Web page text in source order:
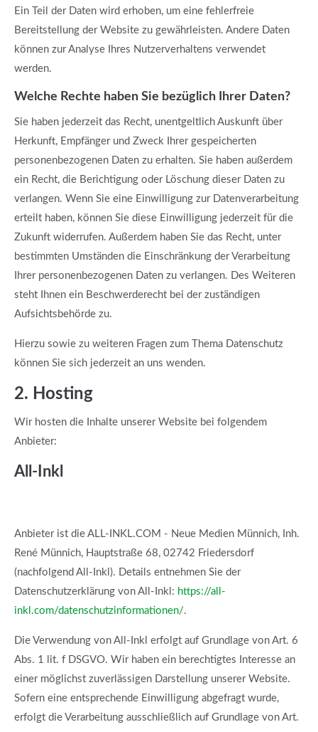
Ein Teil der Daten wird erhoben, um eine fehlerfreie
Bereitstellung der Website zu gewährleisten. Andere Daten
können zur Analyse Ihres Nutzerverhaltens verwendet
werden.
Welche Rechte haben Sie bezüglich Ihrer Daten?
Sie haben jederzeit das Recht, unentgeltlich Auskunft über
Herkunft, Empfänger und Zweck Ihrer gespeicherten
personenbezogenen Daten zu erhalten. Sie haben außerdem
ein Recht, die Berichtigung oder Löschung dieser Daten zu
verlangen. Wenn Sie eine Einwilligung zur Datenverarbeitung
erteilt haben, können Sie diese Einwilligung jederzeit für die
Zukunft widerrufen. Außerdem haben Sie das Recht, unter
bestimmten Umständen die Einschränkung der Verarbeitung
Ihrer personenbezogenen Daten zu verlangen. Des Weiteren
steht Ihnen ein Beschwerderecht bei der zuständigen
Aufsichtsbehörde zu.
Hierzu sowie zu weiteren Fragen zum Thema Datenschutz
können Sie sich jederzeit an uns wenden.
2. Hosting
Wir hosten die Inhalte unserer Website bei folgendem
Anbieter:
All-Inkl
Anbieter ist die ALL-INKL.COM - Neue Medien Münnich, Inh.
René Münnich, Hauptstraße 68, 02742 Friedersdorf
(nachfolgend All-Inkl). Details entnehmen Sie der
Datenschutzerklärung von All-Inkl: https://all-
inkl.com/datenschutzinformationen/.
Die Verwendung von All-Inkl erfolgt auf Grundlage von Art. 6
Abs. 1 lit. f DSGVO. Wir haben ein berechtigtes Interesse an
einer möglichst zuverlässigen Darstellung unserer Website.
Sofern eine entsprechende Einwilligung abgefragt wurde,
erfolgt die Verarbeitung ausschließlich auf Grundlage von Art.